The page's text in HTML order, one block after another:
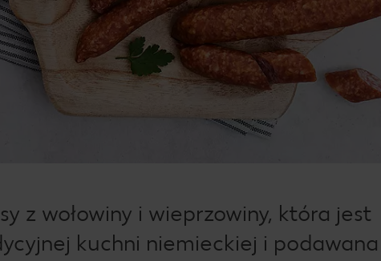
z wołowiny i wieprzowiny, która jest
kuchni niemieckiej i